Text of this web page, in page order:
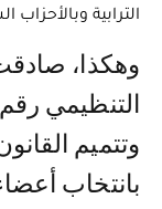
الترابية وبالأحزاب
وهكذا، صادقت اللجنة على مشروع القانون
بانتخاب